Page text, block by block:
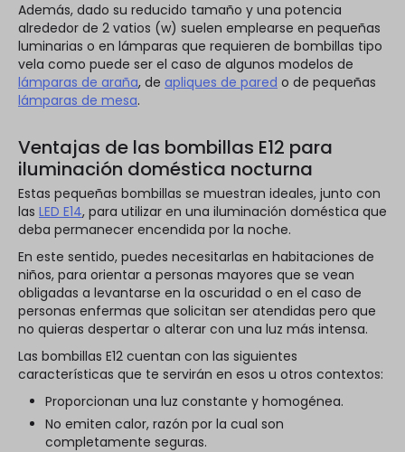
Además, dado su reducido tamaño y una potencia
alrededor de 2 vatios (w) suelen emplearse en pequeñas
luminarias o en lámparas que requieren de bombillas tipo
vela como puede ser el caso de algunos modelos de
lámparas de araña, de apliques de pared o de pequeñas
lámparas de mesa.
Ventajas de las bombillas E12 para
iluminación doméstica nocturna
Estas pequeñas bombillas se muestran ideales, junto con
las LED E14, para utilizar en una iluminación doméstica que
deba permanecer encendida por la noche.
En este sentido, puedes necesitarlas en habitaciones de
niños, para orientar a personas mayores que se vean
obligadas a levantarse en la oscuridad o en el caso de
personas enfermas que solicitan ser atendidas pero que
no quieras despertar o alterar con una luz más intensa.
Las bombillas E12 cuentan con las siguientes
características que te servirán en esos u otros contextos:
Proporcionan una luz constante y homogénea.
No emiten calor, razón por la cual son
completamente seguras.